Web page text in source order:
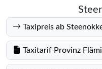
Taxipreis ab
Taxitarif Provinz